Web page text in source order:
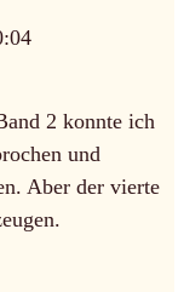
2 konnte ich
und
Aber der vierte